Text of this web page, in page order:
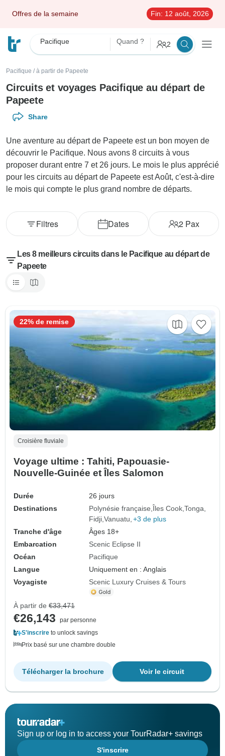
Offres de la semaine Fin: 12 août, 2026
Pacifique Quand ? 2
Pacifique / à partir de Papeete
Circuits et voyages Pacifique au départ de
Papeete
Share
Une aventure au départ de Papeete est un bon moyen de
découvrir le Pacifique. Nous avons 8 circuits à vous
proposer durant entre 7 et 26 jours. Le mois le plus apprécié
pour les circuits au départ de Papeete est Août, c'est-à-dire
le mois qui compte le plus grand nombre de départs.
Dates 2Pax
Filtres
Les 8 meilleurs circuits dans le Pacifique au départ de
Papeete
Croisière fluviale
Voyage ultime : Tahiti, Papouasie-
Nouvelle-Guinée et Îles Salomon
Durée
26 jours
Destinations
Polynésie française Îles Cook Tonga
Fidji Vanuatu +3 de plus
Tranche d'âge
Âges 18+
Embarcation
Scenic Eclipse II
Océan
Pacifique
Langue
Uniquement en : Anglais
Voyagiste
Scenic Luxury Cruises & Tours
22% de remise
À partir de €33,471
€26,143
par personne
S'inscrire to unlock savings
Prix basé sur une chambre double
Voir le circuit
Télécharger la brochure
Sign up or log in to access your TourRadar+ savings
S'inscrire